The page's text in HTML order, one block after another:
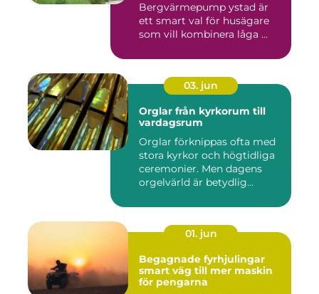
Bergvärmepump ystad är
ett smart val för husägare
som vill kombinera låga ...
03. jun
Orglar från kyrkorum till
vardagsrum
Orglar förknippas ofta med
stora kyrkor och högtidliga
ceremonier. Men dagens
orgelvärld är betydlig...
01. jun
Begagnade fyrhjulingar
smart väg till mer maskin
för pengarna